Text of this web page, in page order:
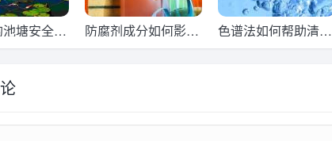
塘安全吗
防腐剂成分如何影响
环境色谱法探索
色谱法如何帮助清洁
水？